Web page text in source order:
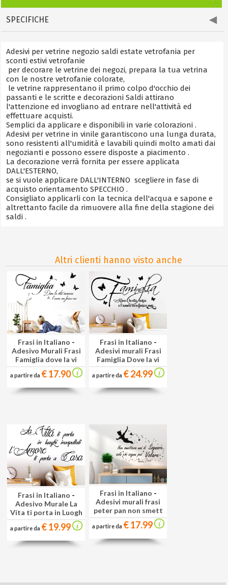
SPECIFICHE
Adesivi per vetrine negozio saldi estate vetrofania per
sconti estivi vetrofanie
per decorare le vetrine dei negozi, prepara la tua vetrina
con le nostre vetrofanie colorate,
le vetrine rappresentano il primo colpo d'occhio dei
passanti e le scritte e decorazioni Saldi attirano
l'attenzione ed invogliano ad entrare nell'attività ed
effettuare acquisti.
Semplici da applicare e disponibili in varie colorazioni .
Adesivi per vetrine in vinile garantiscono una lunga durata,
sono resistenti all'umidità e lavabili quindi molto amati dai
negozianti e possono essere disposte a piacimento .
La decorazione verrà fornita per essere applicata
DALL'ESTERNO,
se si vuole applicare DALL'INTERNO scegliere in fase di
acquisto orientamento SPECCHIO .
Consigliato applicarli con la tecnica dell'acqua e sapone e
altrettanto facile da rimuovere alla fine della stagione dei
saldi .
Altri clienti hanno visto anche
Frasi in Italiano -
Adesivo Murali Frasi
Famiglia dove la vi
a partire da € 17.90
Frasi in Italiano -
Adesivi murali Frasi
Famiglia Dove la vi
a partire da € 24.99
Frasi in Italiano -
Adesivo Murale La
Vita ti porta in Luogh
a partire da € 19.99
Frasi in Italiano -
Adesivi murali frasi
peter pan non smett
a partire da € 17.99